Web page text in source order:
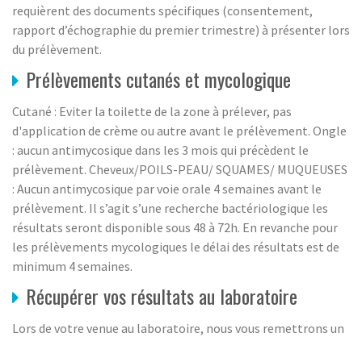
requièrent des documents spécifiques (consentement,
rapport d’échographie du premier trimestre) à présenter lors
du prélèvement.
Prélèvements cutanés et mycologique
Cutané : Eviter la toilette de la zone à prélever, pas
d'application de crème ou autre avant le prélèvement. Ongle
: aucun antimycosique dans les 3 mois qui précèdent le
prélèvement. Cheveux/POILS-PEAU/ SQUAMES/ MUQUEUSES
: Aucun antimycosique par voie orale 4 semaines avant le
prélèvement. Il s’agit s’une recherche bactériologique les
résultats seront disponible sous 48 à 72h. En revanche pour
les prélèvements mycologiques le délai des résultats est de
minimum 4 semaines.
Récupérer vos résultats au laboratoire
Lors de votre venue au laboratoire, nous vous remettrons un